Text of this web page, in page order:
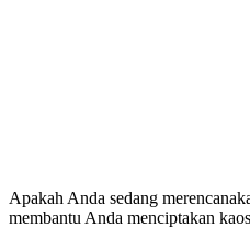
Apakah Anda sedang
membantu Anda menciptakan